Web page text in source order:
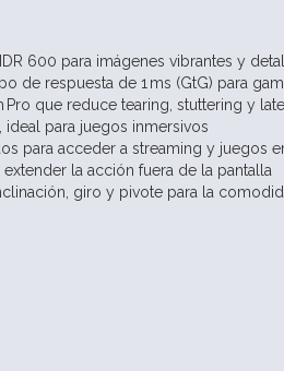
600 para imágenes vibrantes y
de respuesta de 1 ms (GtG) para
que reduce tearing, stuttering y
ideal para juegos inmersivos
para acceder a streaming y juegos
la acción fuera de la pantalla
giro y pivote para la